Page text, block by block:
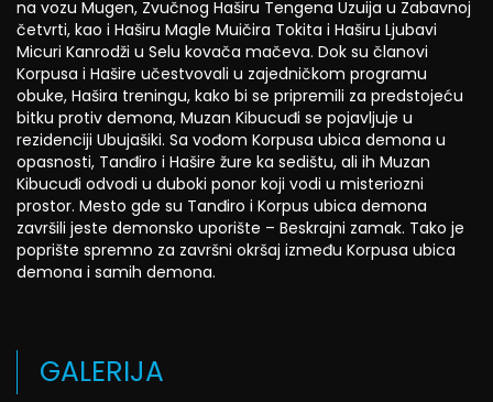
na vozu Mugen, Zvučnog Haširu Tengena Uzuija u Zabavnoj
četvrti, kao i Haširu Magle Muičira Tokita i Haširu Ljubavi
Micuri Kanrodži u Selu kovača mačeva. Dok su članovi
Korpusa i Hašire učestvovali u zajedničkom programu
obuke, Hašira treningu, kako bi se pripremili za predstojeću
bitku protiv demona, Muzan Kibucuđi se pojavljuje u
rezidenciji Ubujašiki. Sa vođom Korpusa ubica demona u
opasnosti, Tanđiro i Hašire žure ka sedištu, ali ih Muzan
Kibucuđi odvodi u duboki ponor koji vodi u misteriozni
prostor. Mesto gde su Tanđiro i Korpus ubica demona
završili jeste demonsko uporište – Beskrajni zamak. Tako je
poprište spremno za završni okršaj između Korpusa ubica
demona i samih demona.
GALERIJA